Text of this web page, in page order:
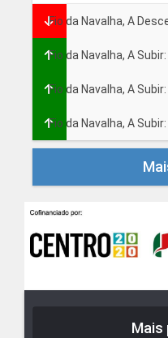
Fio da Navalha, A
Fio da Navalha, A
Fio da Navalha, A
Fio da Navalha, A
Mais